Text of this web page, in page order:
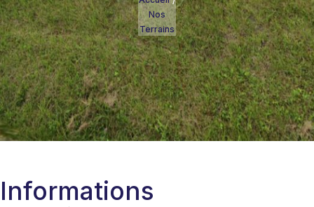
Nos
Terrains
Informations